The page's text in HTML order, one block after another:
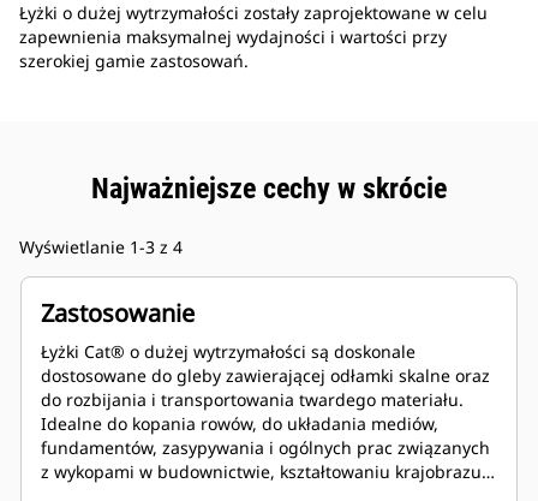
Łyżki o dużej wytrzymałości zostały zaprojektowane w celu
zapewnienia maksymalnej wydajności i wartości przy
szerokiej gamie zastosowań.
Najważniejsze cechy w skrócie
Wyświetlanie 1-3 z 4
Zastosowanie
Łyżki Cat® o dużej wytrzymałości są doskonale
dostosowane do gleby zawierającej odłamki skalne oraz
do rozbijania i transportowania twardego materiału.
Idealne do kopania rowów, do układania mediów,
fundamentów, zasypywania i ogólnych prac związanych
z wykopami w budownictwie, kształtowaniu krajobrazu i